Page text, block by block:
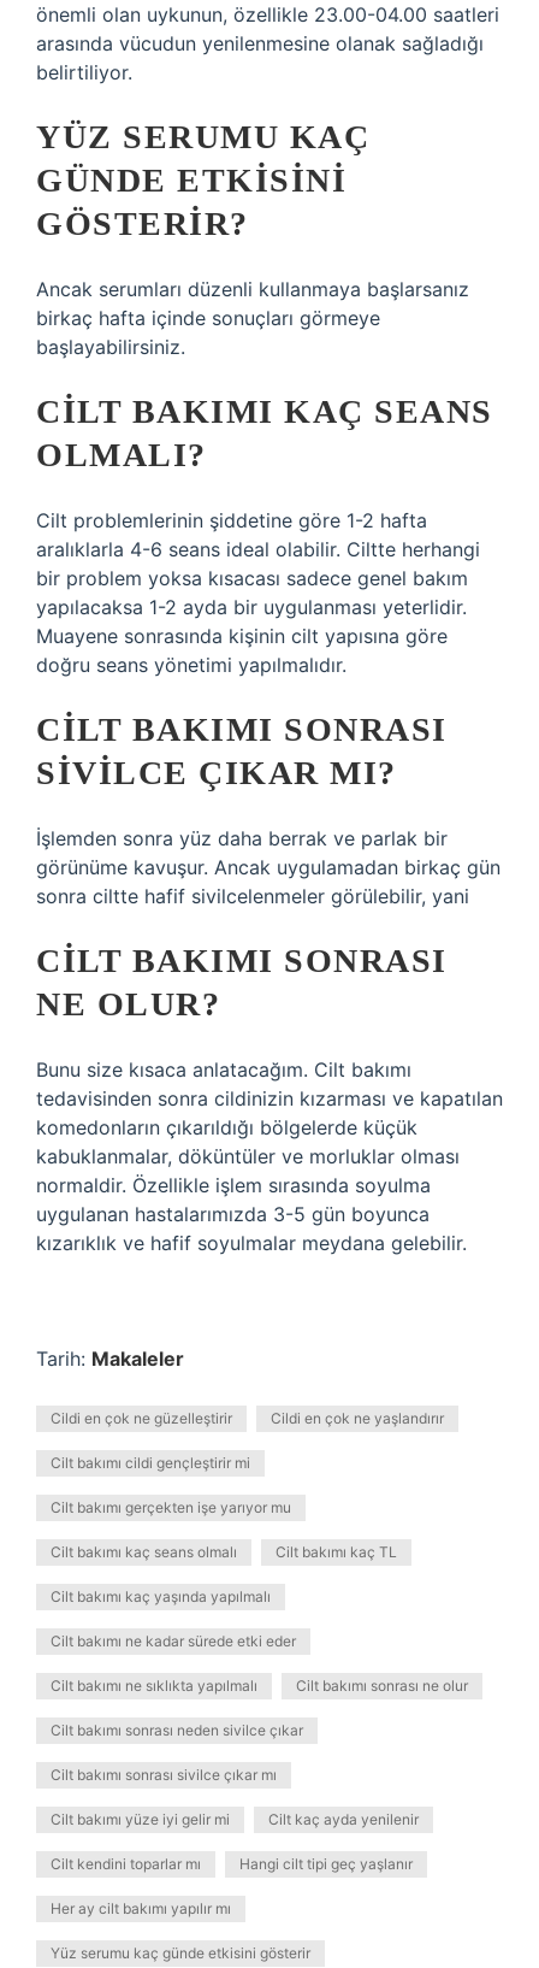
önemli olan uykunun, özellikle 23.00-04.00 saatleri
arasında vücudun yenilenmesine olanak sağladığı
belirtiliyor.
YÜZ SERUMU KAÇ
GÜNDE ETKISINI
GÖSTERIR?
Ancak serumları düzenli kullanmaya başlarsanız
birkaç hafta içinde sonuçları görmeye
başlayabilirsiniz.
CILT BAKIMI KAÇ SEANS
OLMALI?
Cilt problemlerinin şiddetine göre 1-2 hafta
aralıklarla 4-6 seans ideal olabilir. Ciltte herhangi
bir problem yoksa kısacası sadece genel bakım
yapılacaksa 1-2 ayda bir uygulanması yeterlidir.
Muayene sonrasında kişinin cilt yapısına göre
doğru seans yönetimi yapılmalıdır.
CILT BAKIMI SONRASI
SIVILCE ÇIKAR MI?
İşlemden sonra yüz daha berrak ve parlak bir
görünüme kavuşur. Ancak uygulamadan birkaç gün
sonra ciltte hafif sivilcelenmeler görülebilir, yani
CILT BAKIMI SONRASI
NE OLUR?
Bunu size kısaca anlatacağım. Cilt bakımı
tedavisinden sonra cildinizin kızarması ve kapatılan
komedonların çıkarıldığı bölgelerde küçük
kabuklanmalar, döküntüler ve morluklar olması
normaldir. Özellikle işlem sırasında soyulma
uygulanan hastalarımızda 3-5 gün boyunca
kızarıklık ve hafif soyulmalar meydana gelebilir.
Tarih: Makaleler
Cildi en çok ne güzelleştirir Cildi en çok ne yaşlandırır
Cilt bakımı cildi gençleştirir mi
Cilt bakımı gerçekten işe yarıyor mu
Cilt bakımı kaç seans olmalı Cilt bakımı kaç TL
Cilt bakımı kaç yaşında yapılmalı
Cilt bakımı ne kadar sürede etki eder
Cilt bakımı ne sıklıkta yapılmalı Cilt bakımı sonrası ne olur
Cilt bakımı sonrası neden sivilce çıkar
Cilt bakımı sonrası sivilce çıkar mı
Cilt bakımı yüze iyi gelir mi Cilt kaç ayda yenilenir
Cilt kendini toparlar mı Hangi cilt tipi geç yaşlanır
Her ay cilt bakımı yapılır mı
Yüz serumu kaç günde etkisini gösterir